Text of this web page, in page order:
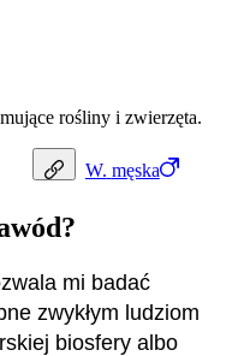
W. męska
rośliny i zwierzęta.
mi badać
zwykłym ludziom
biosfery albo